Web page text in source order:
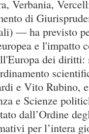
Verbania,
di
— ha previsto
e l'impatto
dei diritti:
e Vito Rubino,
e Scienze
dall’Ordine
per l’intera